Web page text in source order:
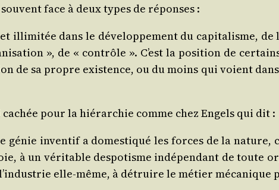
face à deux types de réponses :
illi­mi­tée dans le déve­lop­pe­ment du capi­ta­lisme,
», de « contrôle ». C’est la posi­tion de
de sa propre exis­tence, ou du moins qui voient
pour la hié­rar­chie comme chez Engels qui dit :
génie inven­tif a domes­ti­qué les forces de la
à un véri­table des­po­tisme indé­pen­dant de toute
elle-même, à détruire le métier méca­nique